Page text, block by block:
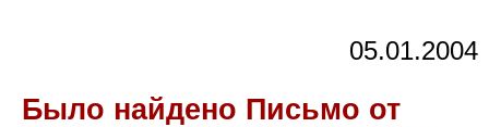
05.01.2004
Было найдено Письмо от